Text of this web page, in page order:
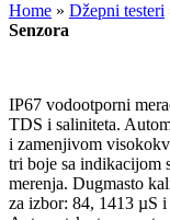
Home » Džepni testeri
Senzora
IP67 vodootporni
TDS i saliniteta.
i zamenjivom
tri boje sa indikacijom
merenja. Dugmasto
za izbor: 84, 1413 µS